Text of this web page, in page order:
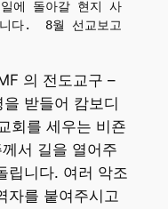
에 돌아갈 현지 사
다.  8월 선교보고
의 전도교구 –
받들어 캄보디
회를 세우는 비죤
서 길을 열어주
립니다. 여러 악조
자를 붙여주시고